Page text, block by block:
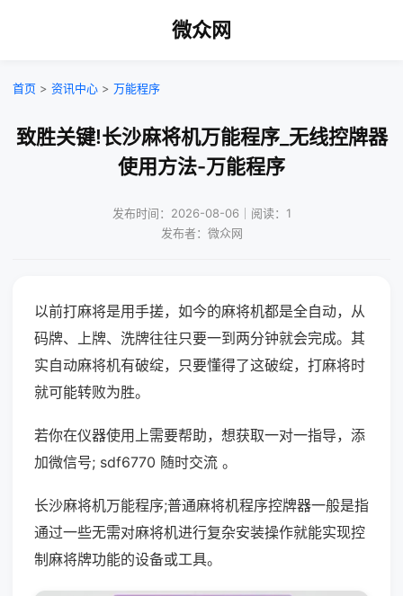
微众网
首页 > 资讯中心 > 万能程序
致胜关键!长沙麻将机万能程序_无线控牌器
使用方法-万能程序
发布时间：2026-08-06｜阅读：1
发布者：微众网
以前打麻将是用手搓，如今的麻将机都是全自动，从
码牌、上牌、洗牌往往只要一到两分钟就会完成。其
实自动麻将机有破绽，只要懂得了这破绽，打麻将时
就可能转败为胜。
若你在仪器使用上需要帮助，想获取一对一指导，添
加微信号; sdf6770 随时交流 。
长沙麻将机万能程序;普通麻将机程序控牌器一般是指
通过一些无需对麻将机进行复杂安装操作就能实现控
制麻将牌功能的设备或工具。